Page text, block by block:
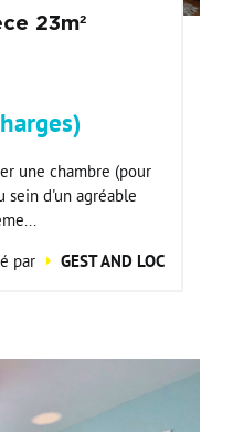
23m²
une chambre (pour
sein d'un agréable
par
GEST AND LOC